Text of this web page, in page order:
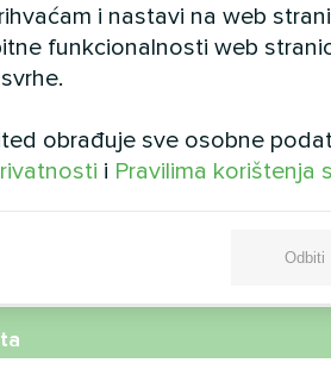
i nastavi na web
funkcionalnosti web
obrađuje sve osobne
i Pravilima korištenja
Odbiti